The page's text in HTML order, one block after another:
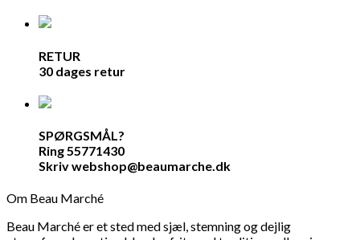
RETUR
30 dages retur
SPØRGSMÅL?
Ring 55771430
Skriv webshop@beaumarche.dk
Om Beau Marché
Beau Marché er et sted med sjæl, stemning og dejlig